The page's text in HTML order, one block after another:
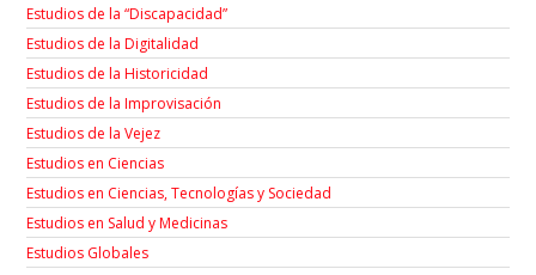
Estudios de la “Discapacidad”
Estudios de la Digitalidad
Estudios de la Historicidad
Estudios de la Improvisación
Estudios de la Vejez
Estudios en Ciencias
Estudios en Ciencias, Tecnologías y Sociedad
Estudios en Salud y Medicinas
Estudios Globales